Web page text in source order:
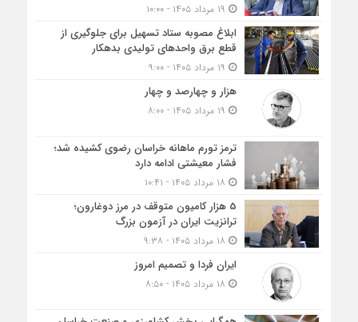
ابلاغ مصوبه ستاد تسهیل برای جلوگیری از
قطع برق واحدهای تولیدی بدهکار
هزار و چهارصد و چهار
ترمز تورم ماهانه خراسان رضوی کشیده شد؛
فشار معیشتی ادامه دارد
5 هزار کامیون متوقف در مرز دوغارون؛
ترانزیت ایران در آزمون بزرگ
ایران فردا و تصمیم امروز